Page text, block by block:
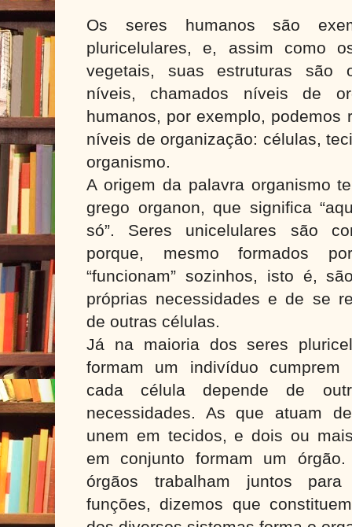
Os seres humanos são
pluricelulares, e, assim como
vegetais, suas estruturas são
níveis, chamados níveis de
humanos, por exemplo, podemos
níveis de organização: células,
organismo.
A origem da palavra organismo
grego organon, que significa
só”. Seres unicelulares são
porque, mesmo formados
“funcionam” sozinhos, isto é,
próprias necessidades e de se
de outras células.
Já na maioria dos seres
formam um indivíduo cumprem
cada célula depende de
necessidades. As que atuam
unem em tecidos, e dois ou
em conjunto formam um
órgãos trabalham juntos para
funções, dizemos que